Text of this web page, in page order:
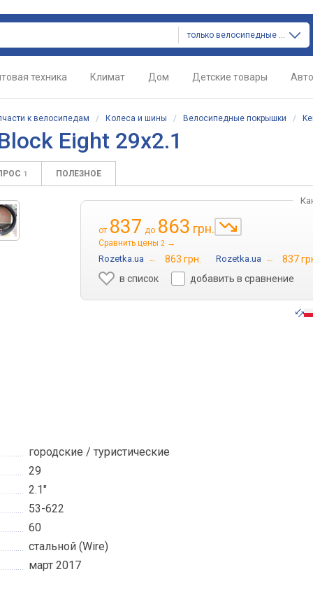
только велосипедные покрышки
техника Климат Дом Детские товары Авто
к велосипедам / Колеса и шины / Велосипедные покрышки /
Eight 29x2.1
1 ПОЛЕЗНОЕ
от 837 до 863 грн.
Сравнить цены 2 →
Rozetka.ua → 863 грн. Rozetka.ua →
837
в список
добавить в сравнение
городские / туристические
29
2.1"
53-622
60
стальной (Wire)
март 2017